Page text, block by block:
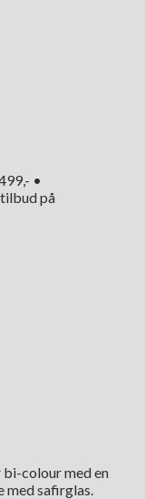
•
på
colour med en
med safirglas.